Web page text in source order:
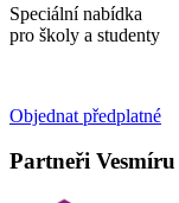
Speciální nabídka
pro školy a studenty
Objednat předplatné
Partneři Vesmíru